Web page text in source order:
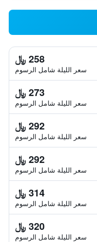
258 ﷼
سعر الليلة شامل الرسوم
273 ﷼
سعر الليلة شامل الرسوم
292 ﷼
سعر الليلة شامل الرسوم
292 ﷼
سعر الليلة شامل الرسوم
314 ﷼
سعر الليلة شامل الرسوم
320 ﷼
سعر الليلة شامل الرسوم